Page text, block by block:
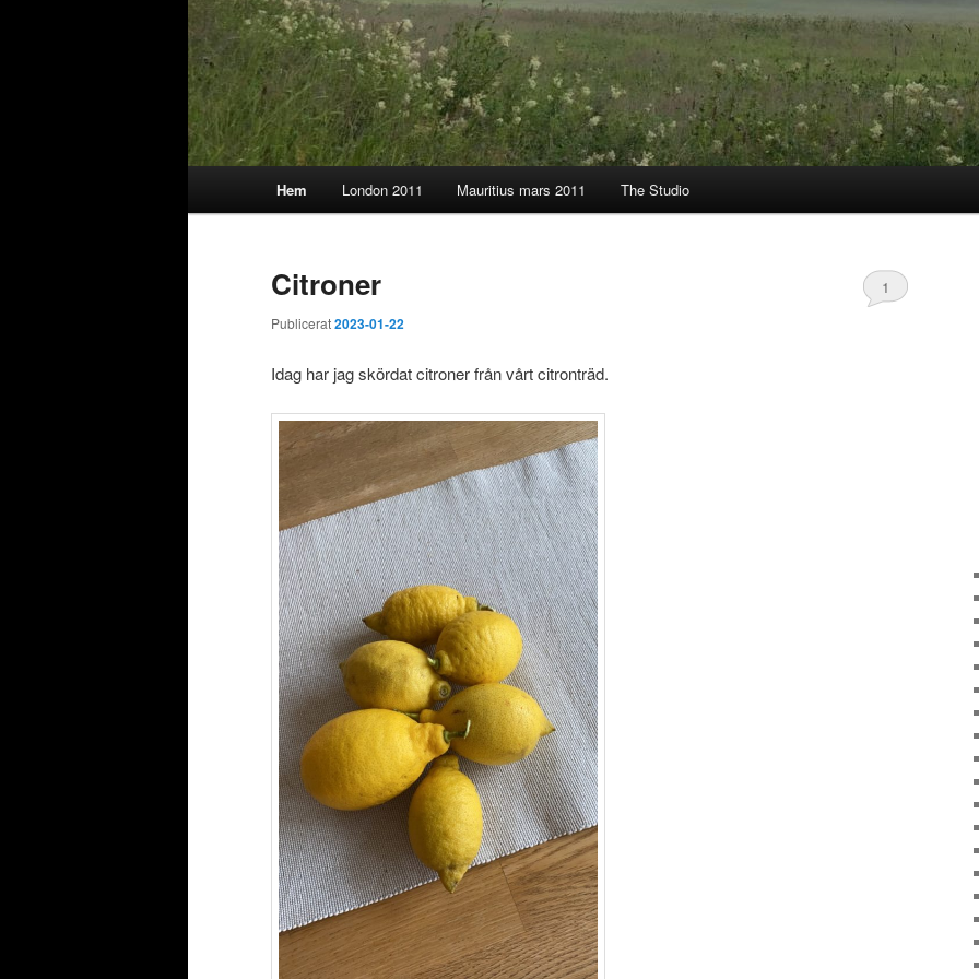
Hem London 2011 Mauritius mars 2011 The Studio
Citroner
Publicerat2023-01-22
1
Idag har jag skördat citroner från vårt citronträd.